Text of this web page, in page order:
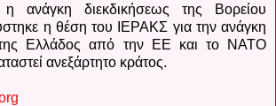
η ανάγκη διεκδικήσεως της Βορείου
η θέση του ΙΕΡΑΚΣ για την ανάγκη
Ελλάδος από την ΕΕ και το ΝΑΤΟ
ανεξάρτητο κράτος.